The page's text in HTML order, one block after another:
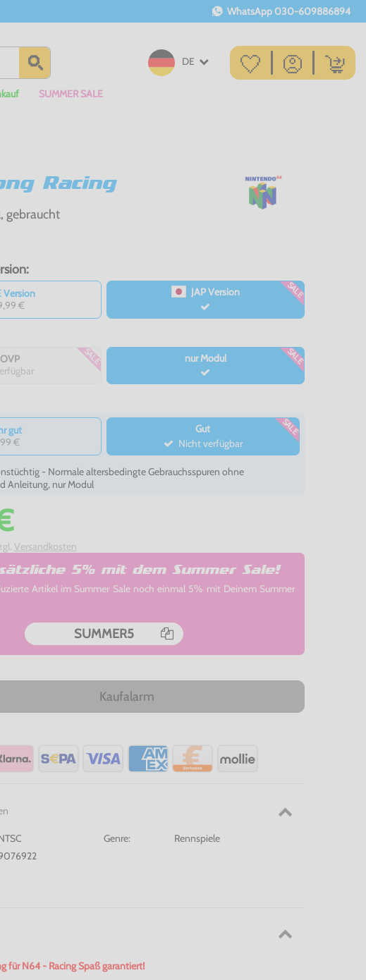
WhatsApp 030-609886894
DE
SUMMER SALE
Racing
gebraucht
Version
€
JAP Version SALE
SALE nur Modul SALE
gut
€
Gut
Nicht verfügbar
SALE
- Normale altersbedingte Gebrauchsspuren ohne
Anleitung, nur Modul
Versandkosten
5% mit dem Summer Sale!
Artikel im Summer Sale noch einmal 5% mit Deinem Summer
SUMMER5
Kaufalarm
Genre:
Rennspiele
für N64 - Racing Spaß garantiert!